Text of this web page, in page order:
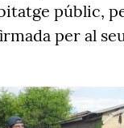
públic,
per al